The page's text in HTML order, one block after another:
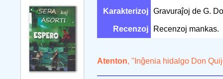
Karakterizoj Gravuraĵoj de G.
Recenzoj Recenzoj mankas.
Atenton, "Inĝenia hidalgo Don